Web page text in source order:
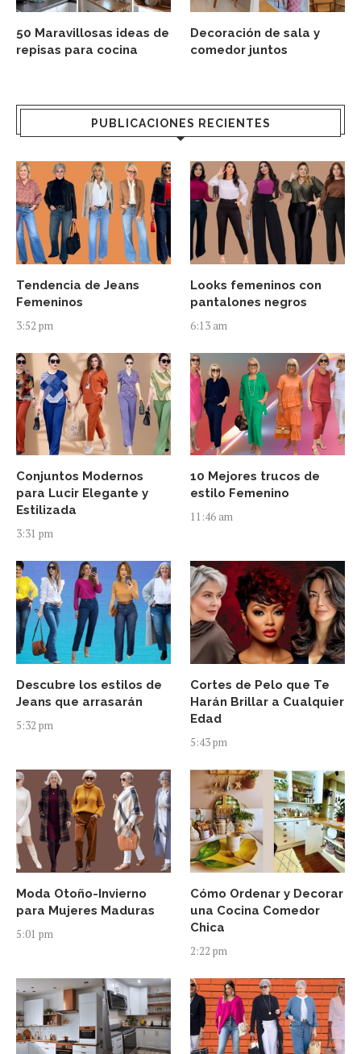
50 Maravillosas ideas de
repisas para cocina
Decoración de sala y
comedor juntos
PUBLICACIONES RECIENTES
Tendencia de Jeans
Femeninos
3:52 pm
Looks femeninos con
pantalones negros
6:13 am
Conjuntos Modernos
para Lucir Elegante y
Estilizada
3:31 pm
10 Mejores trucos de
estilo Femenino
11:46 am
Descubre los estilos de
Jeans que arrasarán
5:32 pm
Cortes de Pelo que Te
Harán Brillar a Cualquier
Edad
5:43 pm
Moda Otoño-Invierno
para Mujeres Maduras
5:01 pm
Cómo Ordenar y Decorar
una Cocina Comedor
Chica
2:22 pm